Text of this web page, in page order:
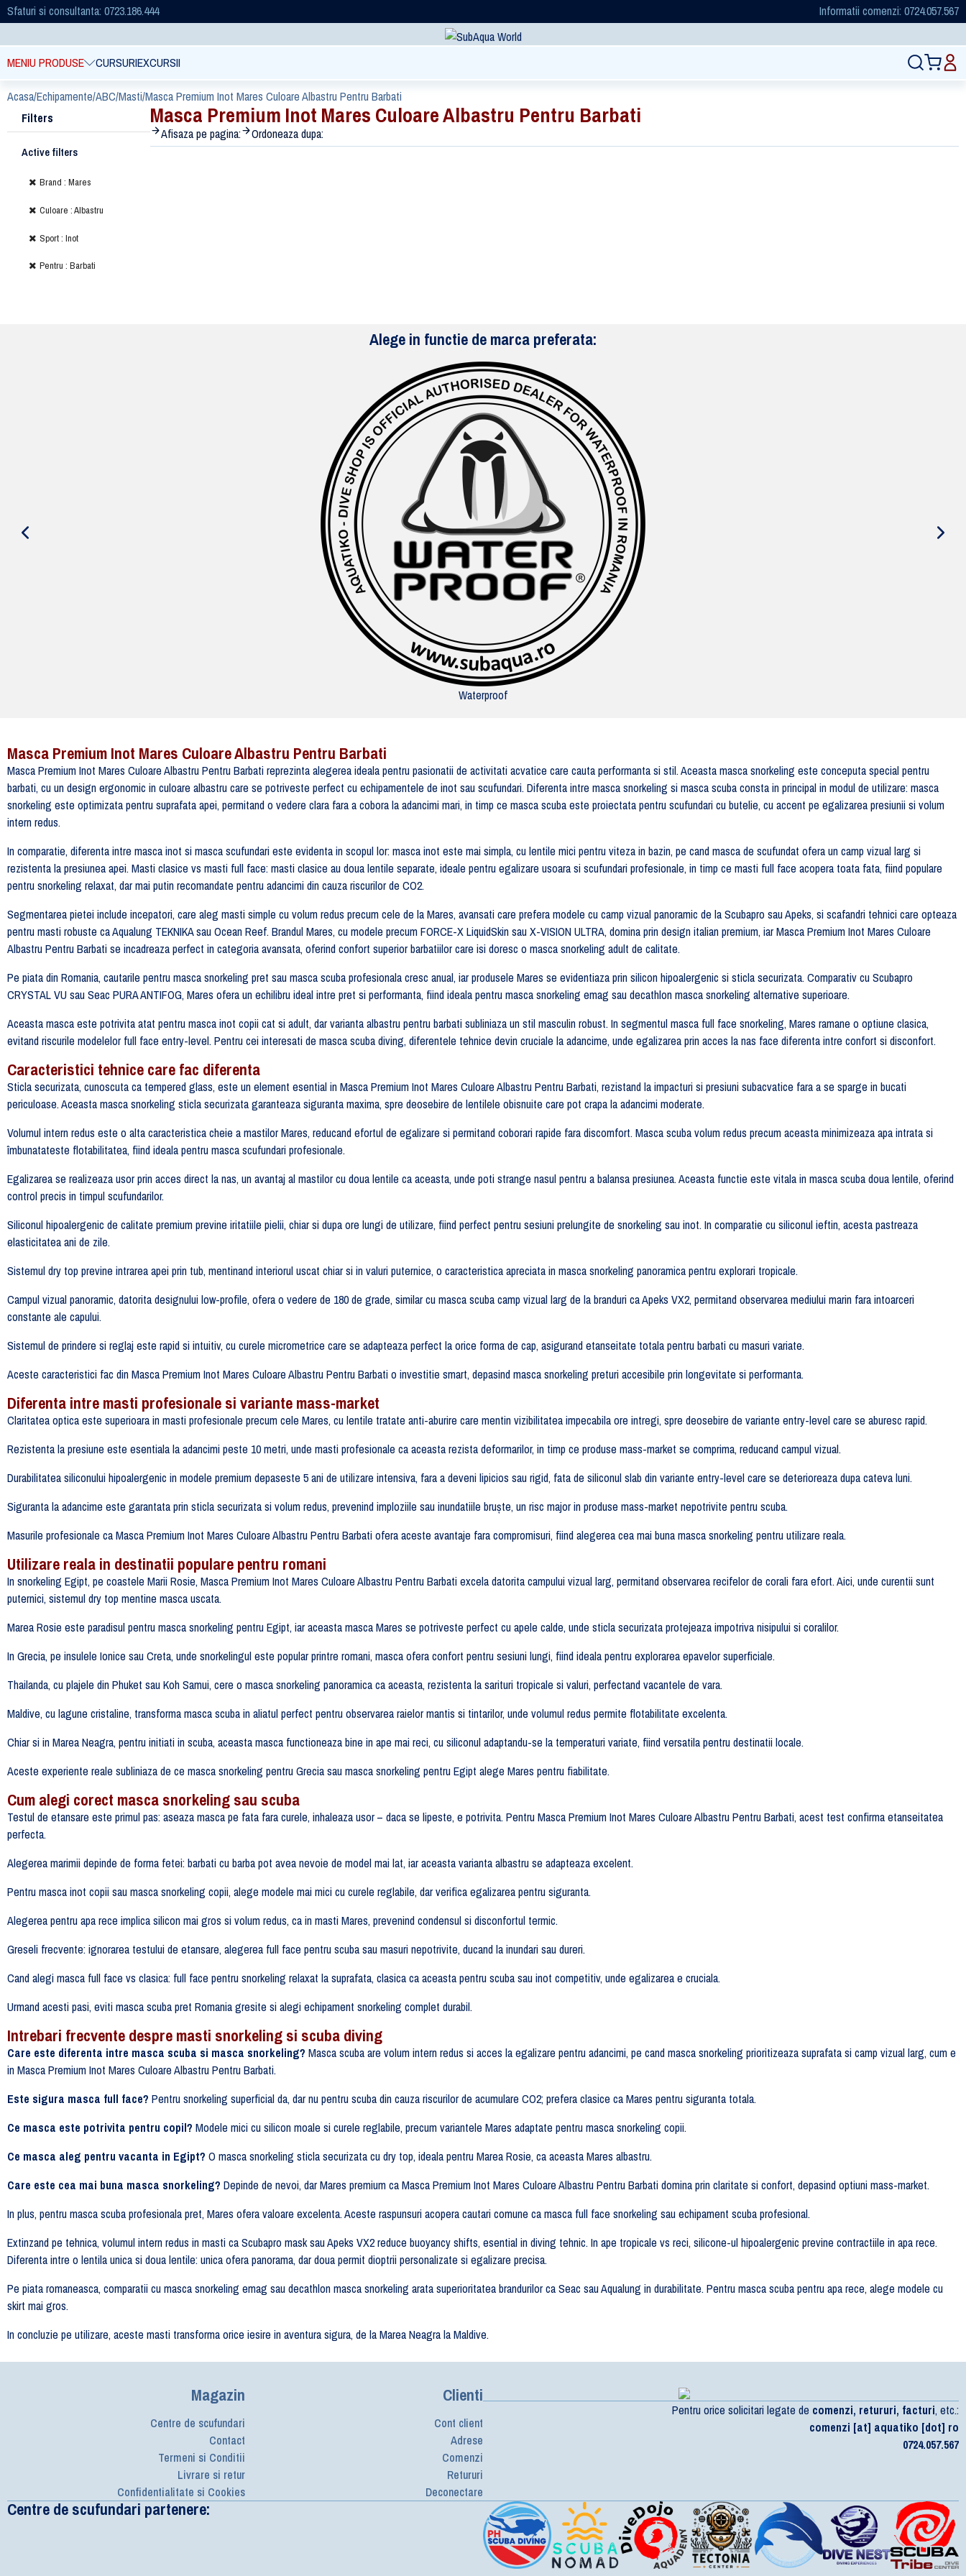
Sfaturi si consultanta: 0723.186.444 Informatii comenzi: 0724.057.567
MENIU PRODUSE CURSURIEXCURSII
Acasa/Echipamente/ABC/Masti/Masca Premium Inot Mares Culoare Albastru Pentru Barbati
Filters
Active filters
Brand : Mares
Culoare : Albastru
Sport : Inot
Pentru : Barbati
Masca Premium Inot Mares Culoare Albastru Pentru Barbati
Afisaza pe pagina: Ordoneaza dupa:
Alege in functie de marca preferata:
Waterproof
Masca Premium Inot Mares Culoare Albastru Pentru Barbati
Masca Premium Inot Mares Culoare Albastru Pentru Barbati reprezinta alegerea ideala pentru pasionatii de activitati acvatice care cauta performanta si stil. Aceasta masca snorkeling este conceputa special pentru
barbati, cu un design ergonomic in culoare albastru care se potriveste perfect cu echipamentele de inot sau scufundari. Diferenta intre masca snorkeling si masca scuba consta in principal in modul de utilizare: masca
snorkeling este optimizata pentru suprafata apei, permitand o vedere clara fara a cobora la adancimi mari, in timp ce masca scuba este proiectata pentru scufundari cu butelie, cu accent pe egalizarea presiunii si volum
intern redus.
In comparatie, diferenta intre masca inot si masca scufundari este evidenta in scopul lor: masca inot este mai simpla, cu lentile mici pentru viteza in bazin, pe cand masca de scufundat ofera un camp vizual larg si
rezistenta la presiunea apei. Masti clasice vs masti full face: masti clasice au doua lentile separate, ideale pentru egalizare usoara si scufundari profesionale, in timp ce masti full face acopera toata fata, fiind populare
pentru snorkeling relaxat, dar mai putin recomandate pentru adancimi din cauza riscurilor de CO2.
Segmentarea pietei include incepatori, care aleg masti simple cu volum redus precum cele de la Mares, avansati care prefera modele cu camp vizual panoramic de la Scubapro sau Apeks, si scafandri tehnici care opteaza
pentru masti robuste ca Aqualung TEKNIKA sau Ocean Reef. Brandul Mares, cu modele precum FORCE-X LiquidSkin sau X-VISION ULTRA, domina prin design italian premium, iar Masca Premium Inot Mares Culoare
Albastru Pentru Barbati se incadreaza perfect in categoria avansata, oferind confort superior barbatiilor care isi doresc o masca snorkeling adult de calitate.
Pe piata din Romania, cautarile pentru masca snorkeling pret sau masca scuba profesionala cresc anual, iar produsele Mares se evidentiaza prin silicon hipoalergenic si sticla securizata. Comparativ cu Scubapro
CRYSTAL VU sau Seac PURA ANTIFOG, Mares ofera un echilibru ideal intre pret si performanta, fiind ideala pentru masca snorkeling emag sau decathlon masca snorkeling alternative superioare.
Aceasta masca este potrivita atat pentru masca inot copii cat si adult, dar varianta albastru pentru barbati subliniaza un stil masculin robust. In segmentul masca full face snorkeling, Mares ramane o optiune clasica,
evitand riscurile modelelor full face entry-level. Pentru cei interesati de masca scuba diving, diferentele tehnice devin cruciale la adancime, unde egalizarea prin acces la nas face diferenta intre confort si disconfort.
Caracteristici tehnice care fac diferenta
Sticla securizata, cunoscuta ca tempered glass, este un element esential in Masca Premium Inot Mares Culoare Albastru Pentru Barbati, rezistand la impacturi si presiuni subacvatice fara a se sparge in bucati
periculoase. Aceasta masca snorkeling sticla securizata garanteaza siguranta maxima, spre deosebire de lentilele obisnuite care pot crapa la adancimi moderate.
Volumul intern redus este o alta caracteristica cheie a mastilor Mares, reducand efortul de egalizare si permitand coborari rapide fara discomfort. Masca scuba volum redus precum aceasta minimizeaza apa intrata si
îmbunatateste flotabilitatea, fiind ideala pentru masca scufundari profesionale.
Egalizarea se realizeaza usor prin acces direct la nas, un avantaj al mastilor cu doua lentile ca aceasta, unde poti strange nasul pentru a balansa presiunea. Aceasta functie este vitala in masca scuba doua lentile, oferind
control precis in timpul scufundarilor.
Siliconul hipoalergenic de calitate premium previne iritatiile pielii, chiar si dupa ore lungi de utilizare, fiind perfect pentru sesiuni prelungite de snorkeling sau inot. In comparatie cu siliconul ieftin, acesta pastreaza
elasticitatea ani de zile.
Sistemul dry top previne intrarea apei prin tub, mentinand interiorul uscat chiar si in valuri puternice, o caracteristica apreciata in masca snorkeling panoramica pentru explorari tropicale.
Campul vizual panoramic, datorita designului low-profile, ofera o vedere de 180 de grade, similar cu masca scuba camp vizual larg de la branduri ca Apeks VX2, permitand observarea mediului marin fara intoarceri
constante ale capului.
Sistemul de prindere si reglaj este rapid si intuitiv, cu curele micrometrice care se adapteaza perfect la orice forma de cap, asigurand etanseitate totala pentru barbati cu masuri variate.
Aceste caracteristici fac din Masca Premium Inot Mares Culoare Albastru Pentru Barbati o investitie smart, depasind masca snorkeling preturi accesibile prin longevitate si performanta.
Diferenta intre masti profesionale si variante mass-market
Claritatea optica este superioara in masti profesionale precum cele Mares, cu lentile tratate anti-aburire care mentin vizibilitatea impecabila ore intregi, spre deosebire de variante entry-level care se aburesc rapid.
Rezistenta la presiune este esentiala la adancimi peste 10 metri, unde masti profesionale ca aceasta rezista deformarilor, in timp ce produse mass-market se comprima, reducand campul vizual.
Durabilitatea siliconului hipoalergenic in modele premium depaseste 5 ani de utilizare intensiva, fara a deveni lipicios sau rigid, fata de siliconul slab din variante entry-level care se deterioreaza dupa cateva luni.
Siguranta la adancime este garantata prin sticla securizata si volum redus, prevenind imploziile sau inundatiile bruște, un risc major in produse mass-market nepotrivite pentru scuba.
Masurile profesionale ca Masca Premium Inot Mares Culoare Albastru Pentru Barbati ofera aceste avantaje fara compromisuri, fiind alegerea cea mai buna masca snorkeling pentru utilizare reala.
Utilizare reala in destinatii populare pentru romani
In snorkeling Egipt, pe coastele Marii Rosie, Masca Premium Inot Mares Culoare Albastru Pentru Barbati excela datorita campului vizual larg, permitand observarea recifelor de corali fara efort. Aici, unde curentii sunt
puternici, sistemul dry top mentine masca uscata.
Marea Rosie este paradisul pentru masca snorkeling pentru Egipt, iar aceasta masca Mares se potriveste perfect cu apele calde, unde sticla securizata protejeaza impotriva nisipului si coralilor.
In Grecia, pe insulele Ionice sau Creta, unde snorkelingul este popular printre romani, masca ofera confort pentru sesiuni lungi, fiind ideala pentru explorarea epavelor superficiale.
Thailanda, cu plajele din Phuket sau Koh Samui, cere o masca snorkeling panoramica ca aceasta, rezistenta la sarituri tropicale si valuri, perfectand vacantele de vara.
Maldive, cu lagune cristaline, transforma masca scuba in aliatul perfect pentru observarea raielor mantis si tintarilor, unde volumul redus permite flotabilitate excelenta.
Chiar si in Marea Neagra, pentru initiati in scuba, aceasta masca functioneaza bine in ape mai reci, cu siliconul adaptandu-se la temperaturi variate, fiind versatila pentru destinatii locale.
Aceste experiente reale subliniaza de ce masca snorkeling pentru Grecia sau masca snorkeling pentru Egipt alege Mares pentru fiabilitate.
Cum alegi corect masca snorkeling sau scuba
Testul de etansare este primul pas: aseaza masca pe fata fara curele, inhaleaza usor – daca se lipeste, e potrivita. Pentru Masca Premium Inot Mares Culoare Albastru Pentru Barbati, acest test confirma etanseitatea
perfecta.
Alegerea marimii depinde de forma fetei: barbati cu barba pot avea nevoie de model mai lat, iar aceasta varianta albastru se adapteaza excelent.
Pentru masca inot copii sau masca snorkeling copii, alege modele mai mici cu curele reglabile, dar verifica egalizarea pentru siguranta.
Alegerea pentru apa rece implica silicon mai gros si volum redus, ca in masti Mares, prevenind condensul si disconfortul termic.
Greseli frecvente: ignorarea testului de etansare, alegerea full face pentru scuba sau masuri nepotrivite, ducand la inundari sau dureri.
Cand alegi masca full face vs clasica: full face pentru snorkeling relaxat la suprafata, clasica ca aceasta pentru scuba sau inot competitiv, unde egalizarea e cruciala.
Urmand acesti pasi, eviti masca scuba pret Romania gresite si alegi echipament snorkeling complet durabil.
Intrebari frecvente despre masti snorkeling si scuba diving
Care este diferenta intre masca scuba si masca snorkeling? Masca scuba are volum intern redus si acces la egalizare pentru adancimi, pe cand masca snorkeling prioritizeaza suprafata si camp vizual larg, cum e
in Masca Premium Inot Mares Culoare Albastru Pentru Barbati.
Este sigura masca full face? Pentru snorkeling superficial da, dar nu pentru scuba din cauza riscurilor de acumulare CO2; prefera clasice ca Mares pentru siguranta totala.
Ce masca este potrivita pentru copil? Modele mici cu silicon moale si curele reglabile, precum variantele Mares adaptate pentru masca snorkeling copii.
Ce masca aleg pentru vacanta in Egipt? O masca snorkeling sticla securizata cu dry top, ideala pentru Marea Rosie, ca aceasta Mares albastru.
Care este cea mai buna masca snorkeling? Depinde de nevoi, dar Mares premium ca Masca Premium Inot Mares Culoare Albastru Pentru Barbati domina prin claritate si confort, depasind optiuni mass-market.
In plus, pentru masca scuba profesionala pret, Mares ofera valoare excelenta. Aceste raspunsuri acopera cautari comune ca masca full face snorkeling sau echipament scuba profesional.
Extinzand pe tehnica, volumul intern redus in masti ca Scubapro mask sau Apeks VX2 reduce buoyancy shifts, esential in diving tehnic. In ape tropicale vs reci, silicone-ul hipoalergenic previne contractiile in apa rece.
Diferenta intre o lentila unica si doua lentile: unica ofera panorama, dar doua permit dioptrii personalizate si egalizare precisa.
Pe piata romaneasca, comparatii cu masca snorkeling emag sau decathlon masca snorkeling arata superioritatea brandurilor ca Seac sau Aqualung in durabilitate. Pentru masca scuba pentru apa rece, alege modele cu
skirt mai gros.
In concluzie pe utilizare, aceste masti transforma orice iesire in aventura sigura, de la Marea Neagra la Maldive.
Magazin
Centre de scufundari
Contact
Termeni si Conditii
Livrare si retur
Confidentialitate si Cookies
Clienti
Cont client
Adrese
Comenzi
Retururi
Deconectare
Pentru orice solicitari legate de comenzi, retururi, facturi, etc.:
comenzi [at] aquatiko [dot] ro
0724.057.567
Centre de scufundari partenere: